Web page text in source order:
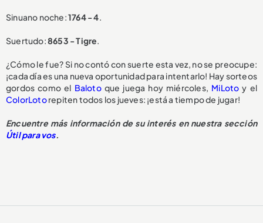
Sinuano noche:1764 - 4.
Suertudo:8653 - Tigre.
¿Cómo le fue? Si no contó con suerte esta vez, no se preocupe:
¡cada día es una nueva oportunidad para intentarlo! Hay sorteos
gordos como el Balotoque juega hoy miércoles, MiLoto y el
ColorLotorepiten todos los jueves: ¡está a tiempo de jugar!
Encuentre más información de su interés en nuestra sección
Útil para vos.